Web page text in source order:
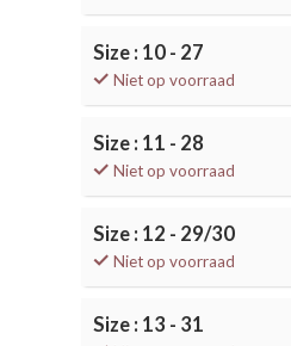
Size : 10 - 27
Niet op voorraad
Size : 11 - 28
Niet op voorraad
Size : 12 - 29/30
Niet op voorraad
Size : 13 - 31